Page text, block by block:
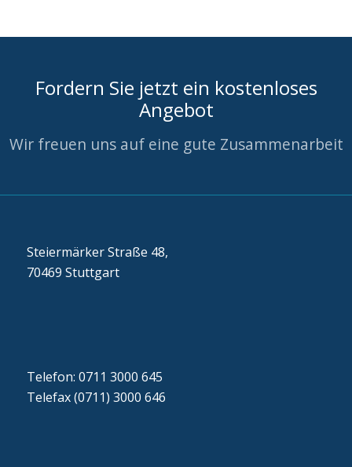
Fordern Sie jetzt ein kostenloses
Angebot
Wir freuen uns auf eine gute Zusammenarbeit
Steiermärker Straße 48,
70469 Stuttgart
Telefon: 0711 3000 645
Telefax (0711) 3000 646